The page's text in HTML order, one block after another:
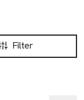
Filter